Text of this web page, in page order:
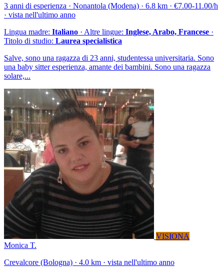
3 anni di esperienza · Nonantola (Modena) · 6.8 km · €7.00-11.00/h
· vista nell'ultimo anno
Lingua madre: Italiano · Altre lingue: Inglese, Arabo, Francese ·
Titolo di studio: Laurea specialistica
Salve, sono una ragazza di 23 anni, studentessa universitaria. Sono
una baby sitter esperienza, amante dei bambini. Sono una ragazza
solare,...
VISIONA
Monica T.
Crevalcore (Bologna) · 4.0 km · vista nell'ultimo anno